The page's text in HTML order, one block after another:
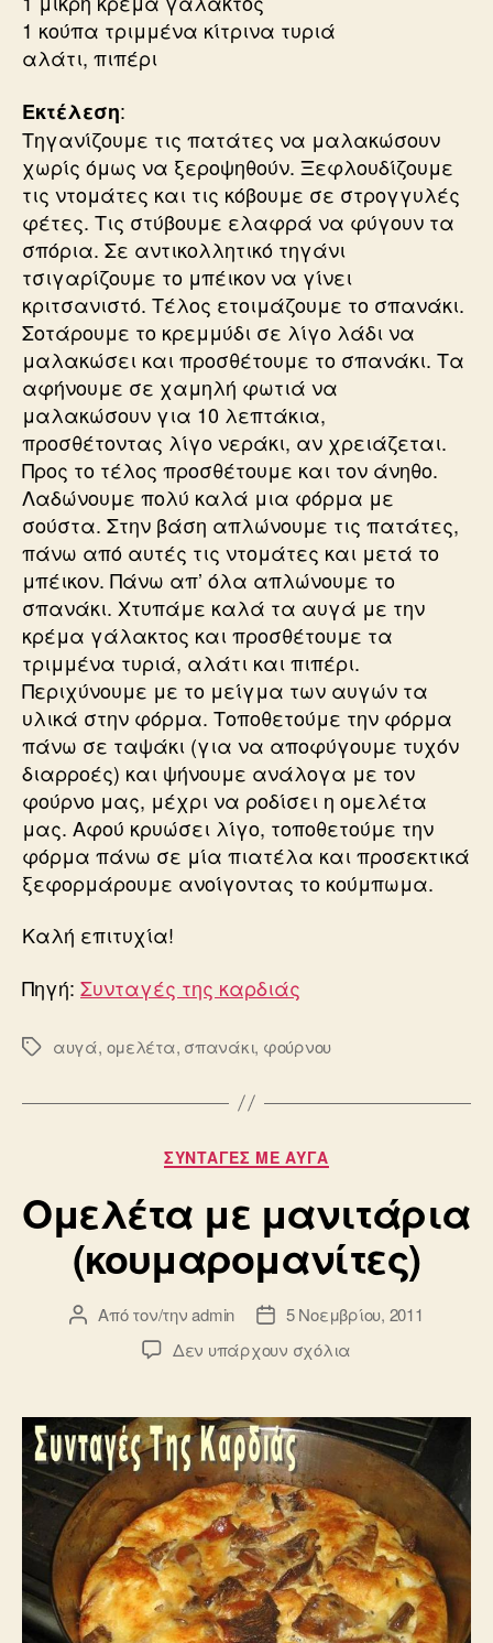
1 κούπα τριμμένα κίτρινα τυριά
αλάτι, πιπέρι
Εκτέλεση:
Τηγανίζουμε τις πατάτες να μαλακώσουν
χωρίς όμως να ξεροψηθούν. Ξεφλουδίζουμε
τις ντομάτες και τις κόβουμε σε στρογγυλές
φέτες. Τις στύβουμε ελαφρά να φύγουν τα
σπόρια. Σε αντικολλητικό τηγάνι
τσιγαρίζουμε το μπέικον να γίνει
κριτσανιστό. Τέλος ετοιμάζουμε το σπανάκι.
Σοτάρουμε το κρεμμύδι σε λίγο λάδι να
μαλακώσει και προσθέτουμε το σπανάκι. Τα
αφήνουμε σε χαμηλή φωτιά να
μαλακώσουν για 10 λεπτάκια,
προσθέτοντας λίγο νεράκι, αν χρειάζεται.
Προς το τέλος προσθέτουμε και τον άνηθο.
Λαδώνουμε πολύ καλά μια φόρμα με
σούστα. Στην βάση απλώνουμε τις πατάτες,
πάνω από αυτές τις ντομάτες και μετά το
μπέικον. Πάνω απ’ όλα απλώνουμε το
σπανάκι. Χτυπάμε καλά τα αυγά με την
κρέμα γάλακτος και προσθέτουμε τα
τριμμένα τυριά, αλάτι και πιπέρι.
Περιχύνουμε με το μείγμα των αυγών τα
υλικά στην φόρμα. Τοποθετούμε την φόρμα
πάνω σε ταψάκι (για να αποφύγουμε τυχόν
διαρροές) και ψήνουμε ανάλογα με τον
φούρνο μας, μέχρι να ροδίσει η ομελέτα
μας. Αφού κρυώσει λίγο, τοποθετούμε την
φόρμα πάνω σε μία πιατέλα και προσεκτικά
ξεφορμάρουμε ανοίγοντας το κούμπωμα.
Καλή επιτυχία!
Πηγή: Συνταγές της καρδιάς
Ετικέτες
αυγά, ομελέτα, σπανάκι, φούρνου
Κατηγορίες
ΣΥΝΤΑΓΈΣ ΜΕ ΑΥΓΆ
Ομελέτα με μανιτάρια
(κουμαρομανίτες)
Συντάκτης
Από τον/τηνadmin
Ημ.
δημοσίευσης
5 Νοεμβρίου, 2011
Δεν υπάρχουν σχόλια
μανιτάρια
(κουμαρομανίτες)